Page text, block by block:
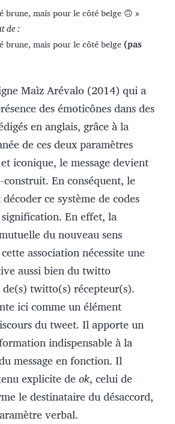
brune, maispour le côté belge 🙃 »
de :
brune, maispour le côté belge(pas
Maìz Arévalo (2014) qui a
des émoticônes dans des
en anglais, grâce à la
de ces deux paramètres
iconique, le message devient
En conséquent, le
ce système de codes
En effet, la
du nouveau sens
association nécessite une
aussi bien du twitto
twitto(s) récepteur(s).
ici comme un élément
du tweet. Il apporte un
indispensable à la
message en fonction. Il
explicite deok, celui de
le destinataire du désaccord,
verbal.